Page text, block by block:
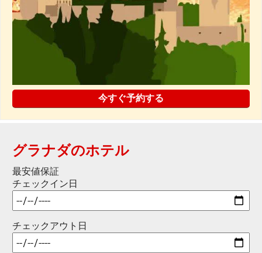
今すぐ予約する
グラナダのホテル
最安値保証
チェックイン日
チェックアウト日